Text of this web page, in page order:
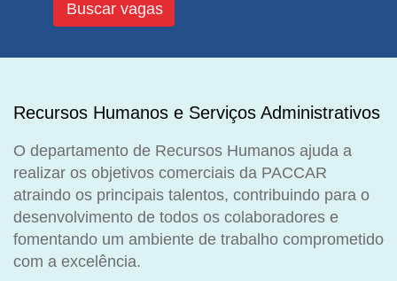
Recursos Humanos e Serviços Administrativos
O departamento de Recursos Humanos ajuda a
realizar os objetivos comerciais da PACCAR
atraindo os principais talentos, contribuindo para o
desenvolvimento de todos os colaboradores e
fomentando um ambiente de trabalho comprometido
com a excelência.